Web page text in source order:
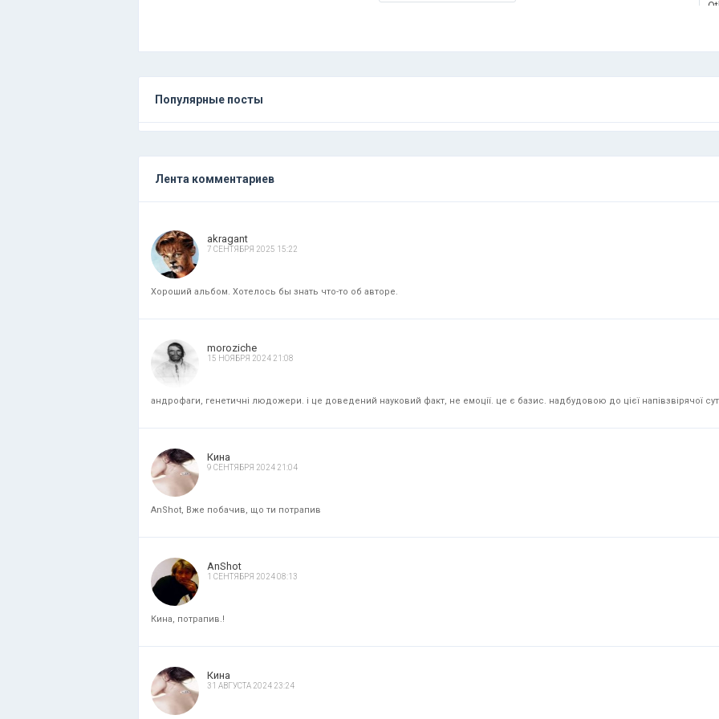
Популярные посты
Лента комментариев
akragant
7 СЕНТЯБРЯ 2025 15:22
Хороший альбом. Хотелось бы знать что-то об авторе.
moroziche
15 НОЯБРЯ 2024 21:08
андрофаги, генетичні людожери. і це доведений науковий факт, не емоції. це є базис. надбудовою до цієї напівзвірячої
Кина
9 СЕНТЯБРЯ 2024 21:04
AnShot, Вже побачив, що ти потрапив
AnShot
1 СЕНТЯБРЯ 2024 08:13
Кина, потрапив.!
Кина
31 АВГУСТА 2024 23:24